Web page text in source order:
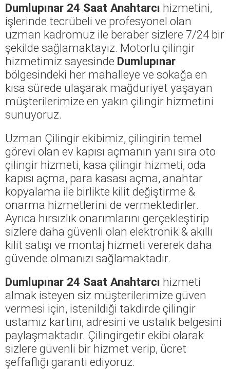
Dumlupınar 24 Saat Anahtarcı hizmetini,
işlerinde tecrübeli ve profesyonel olan
uzman kadromuz ile beraber sizlere 7/24 bir
şekilde sağlamaktayız. Motorlu çilingir
hizmetimiz sayesinde Dumlupınar
bölgesindeki her mahalleye ve sokağa en
kısa sürede ulaşarak mağduriyet yaşayan
müşterilerimize en yakın çilingir hizmetini
sunuyoruz.
Uzman Çilingir ekibimiz, çilingirin temel
görevi olan ev kapısı açmanın yanı sıra oto
çilingir hizmeti, kasa çilingir hizmeti, oda
kapısı açma, para kasası açma, anahtar
kopyalama ile birlikte kilit değiştirme &
onarma hizmetlerini de vermektedirler.
Ayrıca hırsızlık onarımlarını gerçekleştirip
sizlere daha güvenli olan elektronik & akıllı
kilit satışı ve montaj hizmeti vererek daha
güvende olmanızı sağlamaktadır.
Dumlupınar 24 Saat Anahtarcı hizmeti
almak isteyen siz müşterilerimize güven
vermesi için, istenildiği takdirde çilingir
ustamız kartını, adresini ve ustalık belgesini
paylaşmaktadır. Çilingirgetir ekibi olarak
sizlere güvenli bir hizmet verip, ücret
şeffaflığı garanti ediyoruz.